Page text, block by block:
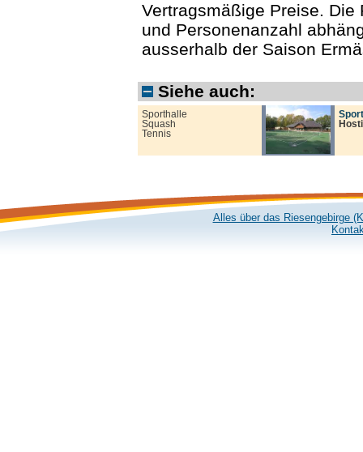
Vertragsmäßige Preise.
und Personenanzahl
ausserhalb der Saison
Siehe auch:
Sporthalle
Squash
Tennis
Alles über das Riesengebirge